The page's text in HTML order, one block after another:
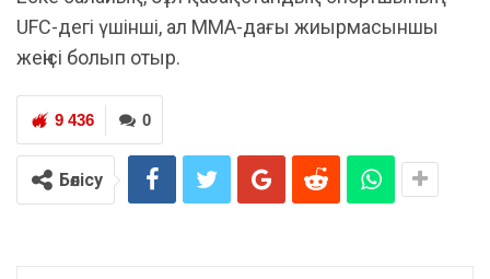
UFC-дегі үшінші, ал MMA-дағы жиырмасыншы
жеңісі болып отыр.
0
9 436
Бөлісу